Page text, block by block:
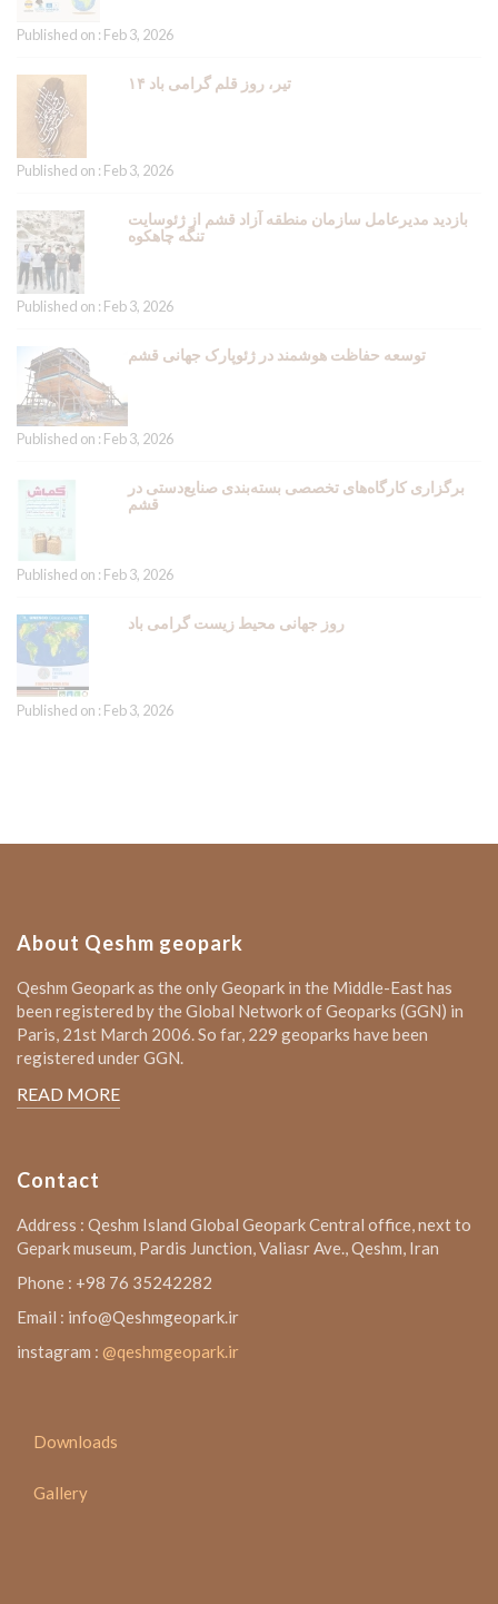
Published on : Feb 3, 2026
۱۴ تیر، روز قلم گرامی باد
Published on : Feb 3, 2026
بازدید مدیرعامل سازمان منطقه آزاد قشم از ژئوسایت
تنگه چاهکوه
Published on : Feb 3, 2026
توسعه حفاظت هوشمند در ژئوپارک جهانی قشم
Published on : Feb 3, 2026
برگزاری کارگاه‌های تخصصی بسته‌بندی صنایع‌دستی در
قشم
Published on : Feb 3, 2026
روز جهانی محیط زیست گرامی باد
Published on : Feb 3, 2026
About Qeshm geopark
Qeshm Geopark as the only Geopark in the Middle-East has
been registered by the Global Network of Geoparks (GGN) in
Paris, 21st March 2006. So far, 229 geoparks have been
registered under GGN.
READ MORE
Contact
Address : Qeshm Island Global Geopark Central office, next to
Gepark museum, Pardis Junction, Valiasr Ave., Qeshm, Iran
Phone : +98 76 35242282
Email : info@Qeshmgeopark.ir
instagram : @qeshmgeopark.ir
Downloads
Gallery